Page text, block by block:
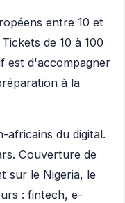
entre 10 et
de 10 à 100
est d'accompagner
à la
africains du digital.
Couverture de
sur le Nigeria, le
: fintech, e-